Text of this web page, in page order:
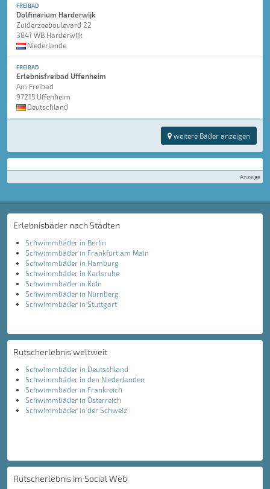
FREIBAD
Dolfinarium Harderwijk
Zuiderzeeboulevard 22
3841 WB Harderwijk
Niederlande
FREIBAD
Erlebnisfreibad Uffenheim
Am Freibad
97215 Uffenheim
Deutschland
weitere Bäder anzeigen
Anzeige
Erlebnisbäder nach Städten
Schwimmbäder in Berlin
Schwimmbäder in Frankfurt am Main
Schwimmbäder in Hamburg
Schwimmbäder in Karlsruhe
Schwimmbäder in Köln
Schwimmbäder in Nürnberg
Schwimmbäder in Stuttgart
Rutscherlebnis weltweit
Schwimmbäder in Deutschland
Schwimmbäder in den Niederlanden
Schwimmbäder in Frankreich
Schwimmbäder in Österreich
Schwimmbäder in der Schweiz
Rutscherlebnis im Social Web